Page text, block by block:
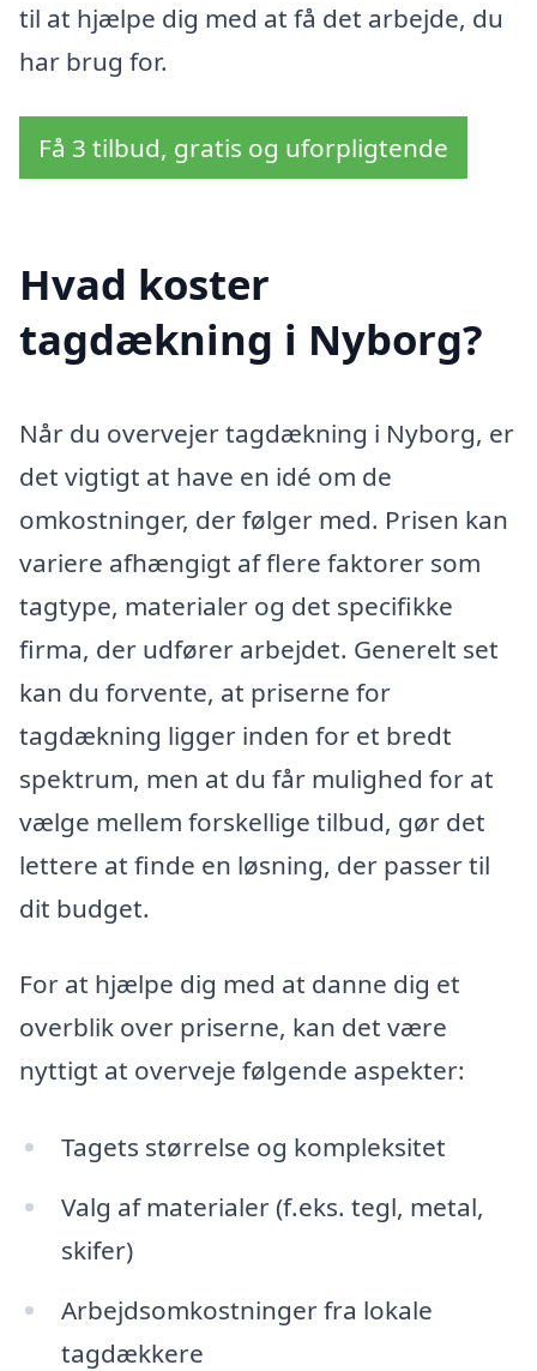
til at hjælpe dig med at få det arbejde, du
har brug for.
Få 3 tilbud, gratis og uforpligtende
Hvad koster
tagdækning i Nyborg?
Når du overvejer tagdækning i Nyborg, er
det vigtigt at have en idé om de
omkostninger, der følger med. Prisen kan
variere afhængigt af flere faktorer som
tagtype, materialer og det specifikke
firma, der udfører arbejdet. Generelt set
kan du forvente, at priserne for
tagdækning ligger inden for et bredt
spektrum, men at du får mulighed for at
vælge mellem forskellige tilbud, gør det
lettere at finde en løsning, der passer til
dit budget.
For at hjælpe dig med at danne dig et
overblik over priserne, kan det være
nyttigt at overveje følgende aspekter:
Tagets størrelse og kompleksitet
Valg af materialer (f.eks. tegl, metal,
skifer)
Arbejdsomkostninger fra lokale
tagdækkere